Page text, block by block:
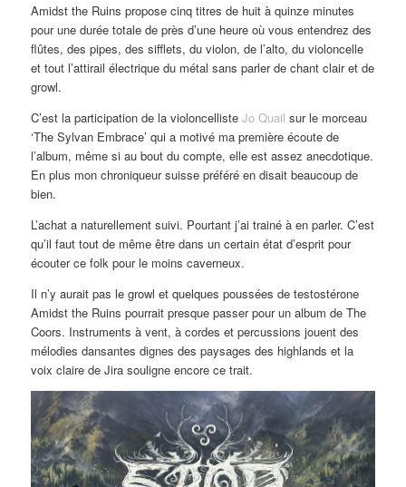
Amidst the Ruins propose cinq titres de huit à quinze minutes
pour une durée totale de près d’une heure où vous entendrez des
flûtes, des pipes, des sifflets, du violon, de l’alto, du violoncelle
et tout l’attirail électrique du métal sans parler de chant clair et de
growl.
C’est la participation de la violoncellisteJo Quail sur le morceau
‘The Sylvan Embrace’ qui a motivé ma première écoute de
l’album, même si au bout du compte, elle est assez anecdotique.
En plus mon chroniqueur suisse préféré en disait beaucoup de
bien.
L’achat a naturellement suivi. Pourtant j’ai trainé à en parler. C’est
qu’il faut tout de même être dans un certain état d’esprit pour
écouter ce folk pour le moins caverneux.
Il n’y aurait pas le growl et quelques poussées de testostérone
Amidst the Ruins pourrait presque passer pour un album de The
Coors. Instruments à vent, à cordes et percussions jouent des
mélodies dansantes dignes des paysages des highlands et la
voix claire de Jira souligne encore ce trait.